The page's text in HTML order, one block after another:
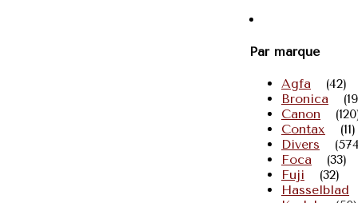
Par marque
Agfa
(42)
Bronica
Canon
Contax
(11)
Divers
Foca
(33)
Fuji
(32)
Hasselblad